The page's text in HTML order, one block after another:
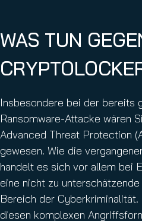
WAS TUN
Insbesondere bei der bereits
Ransomware-Attacke wären
Advanced Threat Protection
gewesen. Wie die
handelt es sich vor allem bei
eine nicht zu
Bereich der
diesen komplexen